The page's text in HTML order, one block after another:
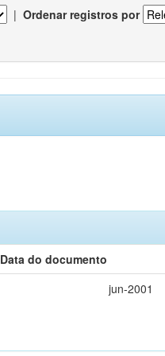
| Ordenar registros por
Data do documento
jun-2001